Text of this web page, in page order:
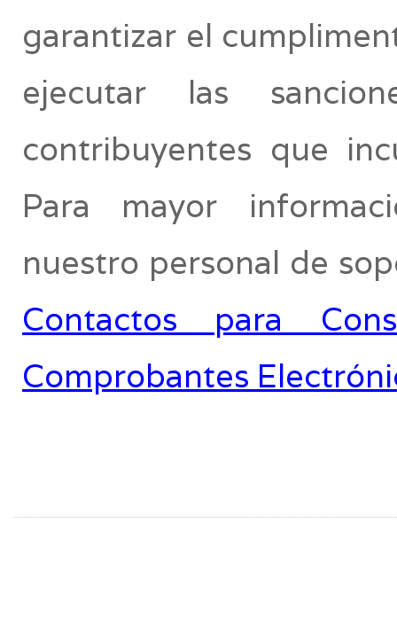
garantizar el
ejecutar las
contribuyentes que
Para mayor
nuestro personal de
Contactos para
Comprobantes